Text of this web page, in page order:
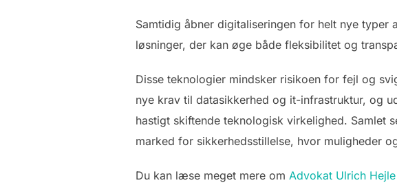
Samtidig åbner digitaliseringen for helt nye
løsninger, der kan øge både fleksibilitet og
Disse teknologier mindsker risikoen for fejl og
nye krav til datasikkerhed og it-infrastruktur, og
hastigt skiftende teknologisk virkelighed.
marked for sikkerhedsstillelse, hvor muligheder
Du kan læse meget mere om Advokat Ulrich Hejle